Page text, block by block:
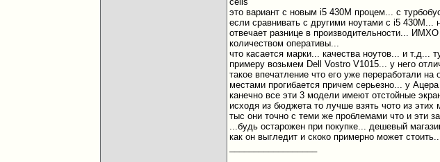
это вариант с новым i5 430M процем... с
если сравнивать с другими ноутами с i5 430M...
отвечает разнице в производительности...
количеством оперативы...
что касается марки... качества ноутов... и
примеру возьмем Dell Vostro V1015... у него
такое впечатление что его уже переработали
местами прогибается причем серьезно... у
канечно все эти 3 модели имеют отстойные
исходя из бюджета то лучше взять чото из
тыс они точно с теми же проблемами что и эти
...будь остарожен при покупке... дешевый
как он выгледит и скоко примерно может